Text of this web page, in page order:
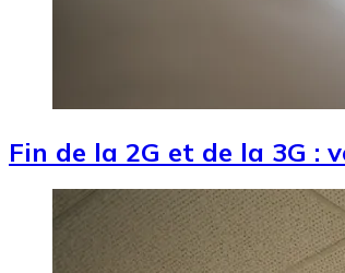
Fin de la 2G et de la 3G
Image